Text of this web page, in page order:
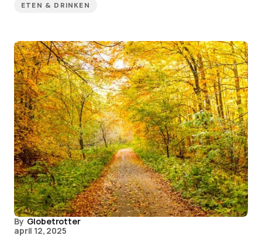
ETEN & DRINKEN
By Globetrotter
april 12, 2025